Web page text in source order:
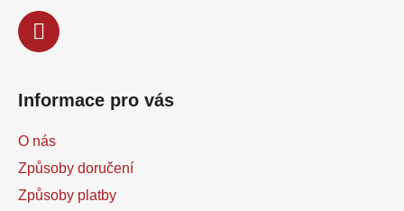
Informace pro vás
O nás
Způsoby doručení
Způsoby platby